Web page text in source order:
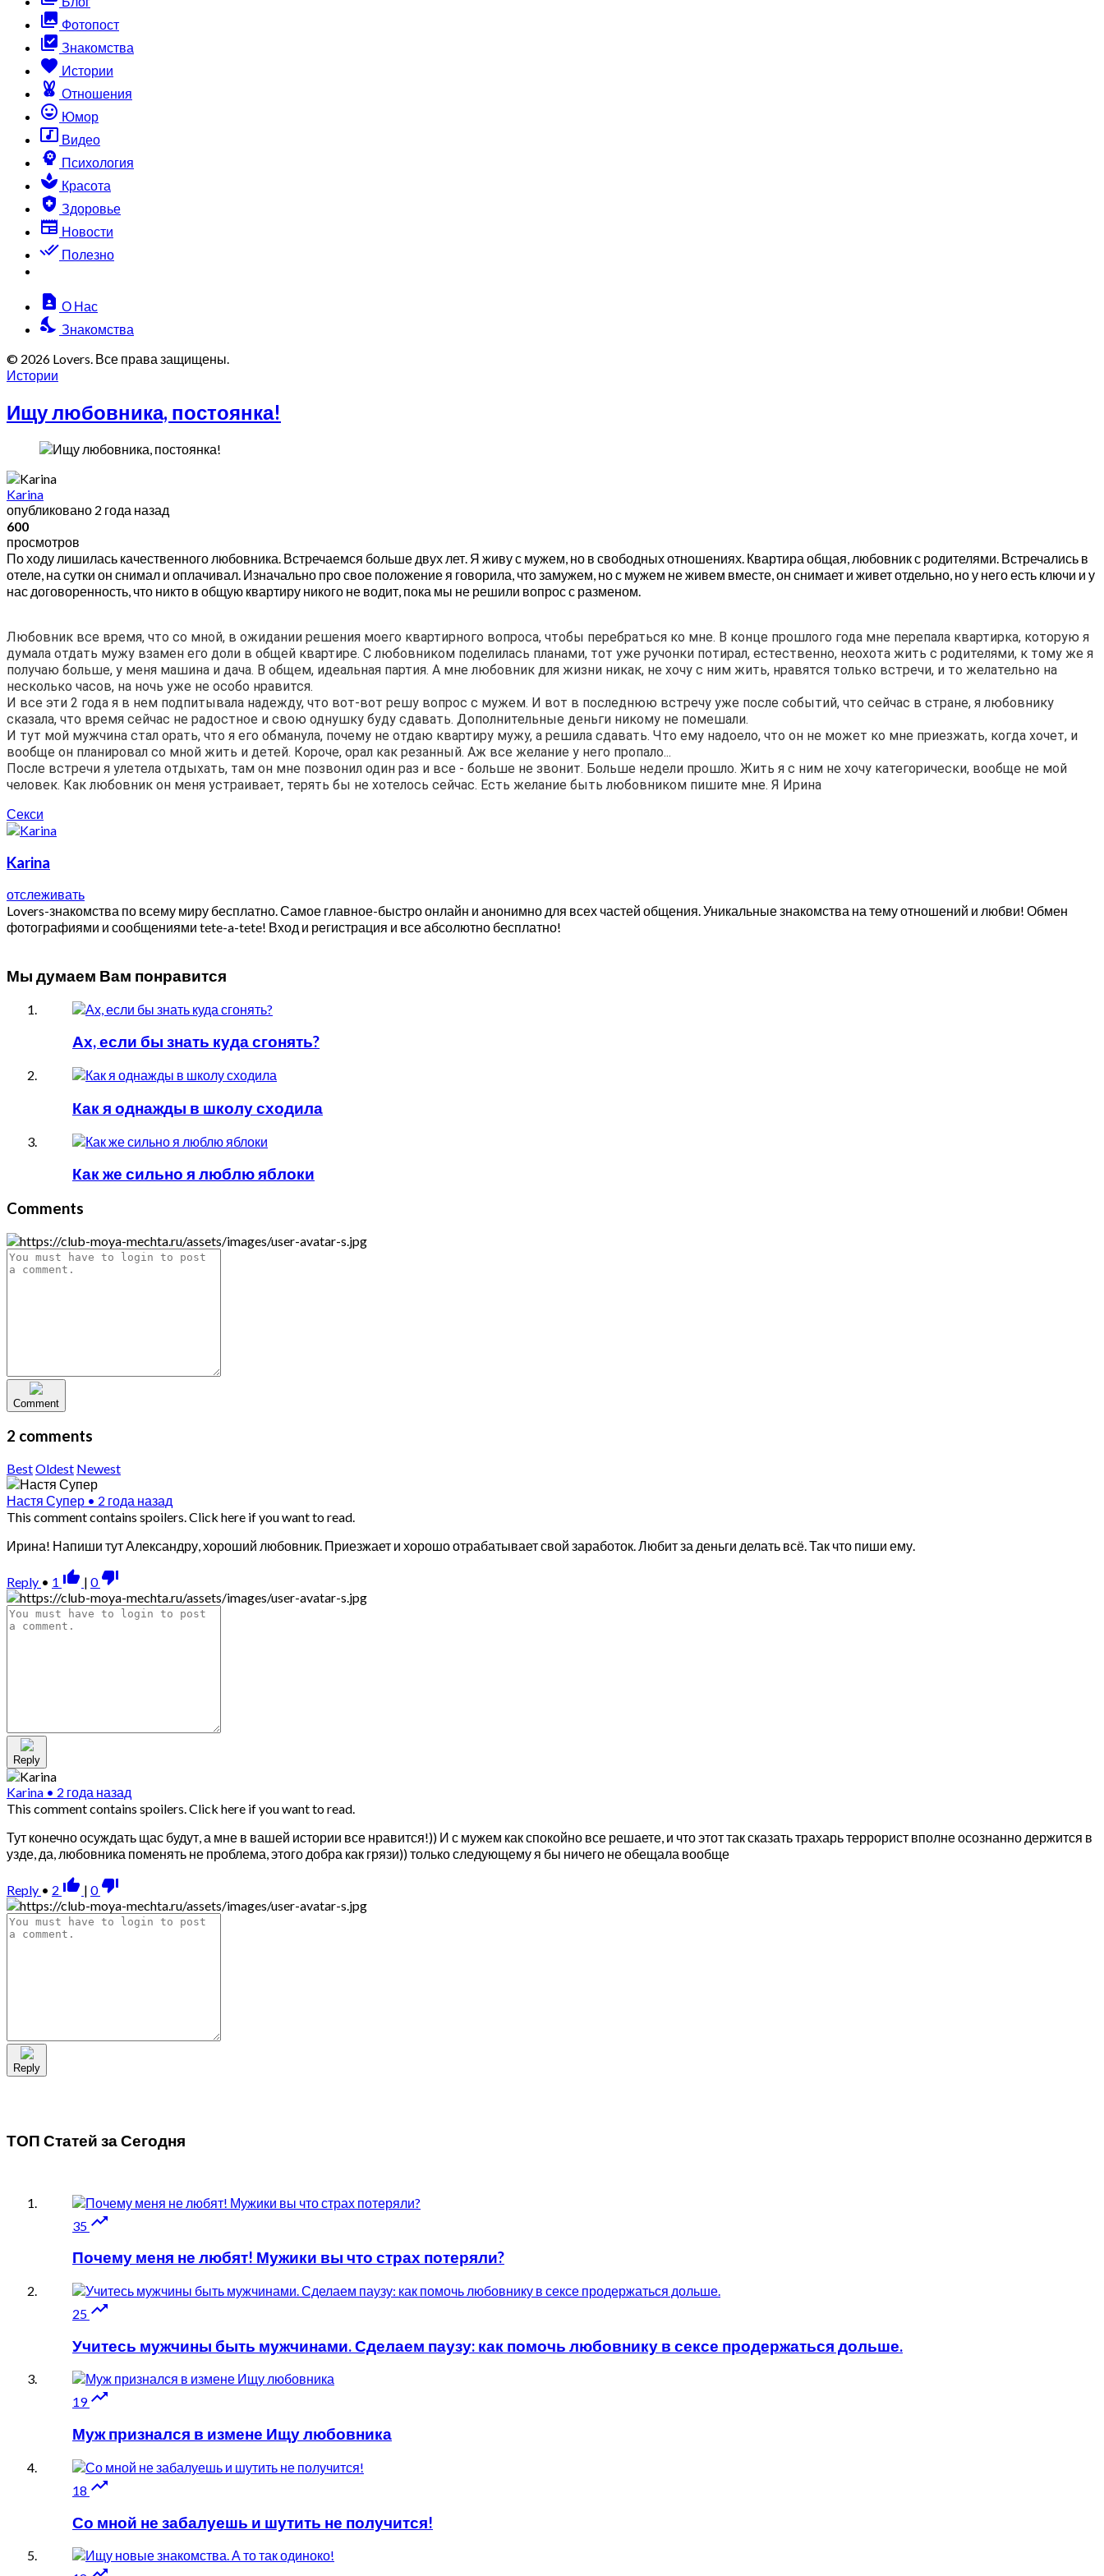
collections Фотопост
library_add_check Знакомства
favorite Истории
cruelty_free Отношения
sentiment_very_satisfied Юмор
music_video Видео
psychology Психология
spa Красота
health_and_safety Здоровье
newspaper Новости
done_all Полезно
contact_page О Нас
nights_stay Знакомства
© 2026 Lovers. Все права защищены.
Истории
Ищу любовника, постоянка!
Karina
опубликовано 2 года назад
600
просмотров
По ходу лишилась качественного любовника. Встречаемся больше двух лет. Я живу с мужем, но в свободных отношениях. Квартира общая, любовник с родителями. Встречались в
отеле, на сутки он снимал и оплачивал. Изначально про свое положение я говорила, что замужем, но с мужем не живем вместе, он снимает и живет отдельно, но у него есть ключи и у
нас договоренность, что никто в общую квартиру никого не водит, пока мы не решили вопрос с разменом.
Любовник все время, что со мной, в ожидании решения моего квартирного вопроса, чтобы перебраться ко мне. В конце прошлого года мне перепала квартирка, которую я
думала отдать мужу взамен его доли в общей квартире. С любовником поделилась планами, тот уже ручонки потирал, естественно, неохота жить с родителями, к тому же я
получаю больше, у меня машина и дача. В общем, идеальная партия. А мне любовник для жизни никак, не хочу с ним жить, нравятся только встречи, и то желательно на
несколько часов, на ночь уже не особо нравится.
И все эти 2 года я в нем подпитывала надежду, что вот-вот решу вопрос с мужем. И вот в последнюю встречу уже после событий, что сейчас в стране, я любовнику
сказала, что время сейчас не радостное и свою однушку буду сдавать. Дополнительные деньги никому не помешали.
И тут мой мужчина стал орать, что я его обманула, почему не отдаю квартиру мужу, а решила сдавать. Что ему надоело, что он не может ко мне приезжать, когда хочет, и
вообще он планировал со мной жить и детей. Короче, орал как резанный. Аж все желание у него пропало...
После встречи я улетела отдыхать, там он мне позвонил один раз и все - больше не звонит. Больше недели прошло. Жить я с ним не хочу категорически, вообще не мой
человек. Как любовник он меня устраивает, терять бы не хотелось сейчас. Есть желание быть любовником пишите мне. Я Ирина
Секси
Karina
отслеживать
Lovers-знакомства по всему миру бесплатно. Самое главное-быстро онлайн и анонимно для всех частей общения. Уникальные знакомства на тему отношений и любви! Обмен
фотографиями и сообщениями tete-a-tete! Вход и регистрация и все абсолютно бесплатно!
Мы думаем Вам понравится
Ах, если бы знать куда сгонять?
Как я однажды в школу сходила
Как же сильно я люблю яблоки
Comments
Comment
2 comments
BestOldest Newest
Настя Супер • 2 года назад
This comment contains spoilers.Click here if you want to read.
Ирина! Напиши тут Александру, хороший любовник. Приезжает и хорошо отрабатывает свой заработок. Любит за деньги делать всё. Так что пиши ему.
Reply • 1 thumb_up_alt | 0 thumb_down_alt
Reply
Karina • 2 года назад
This comment contains spoilers.Click here if you want to read.
Тут конечно осуждать щас будут, а мне в вашей истории все нравится!)) И с мужем как спокойно все решаете, и что этот так сказать трахарь террорист вполне осознанно держится в
узде, да, любовника поменять не проблема, этого добра как грязи)) только следующему я бы ничего не обещала вообще
Reply • 2 thumb_up_alt | 0 thumb_down_alt
Reply
ТОП Статей заСегодня
35 
Почему меня не любят! Мужики вы что страх потеряли?
25 
Учитесь мужчины быть мужчинами. Сделаем паузу: как помочь любовнику в сексе продержаться дольше.
19 
Муж признался в измене Ищу любовника
18 
Со мной не забалуешь и шутить не получится!